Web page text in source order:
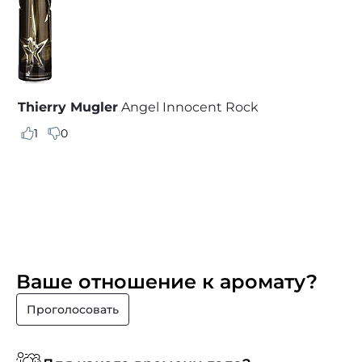
Thierry Mugler Angel Innocent Rock
1 0
Ваше отношение к аромату?
Проголосовать